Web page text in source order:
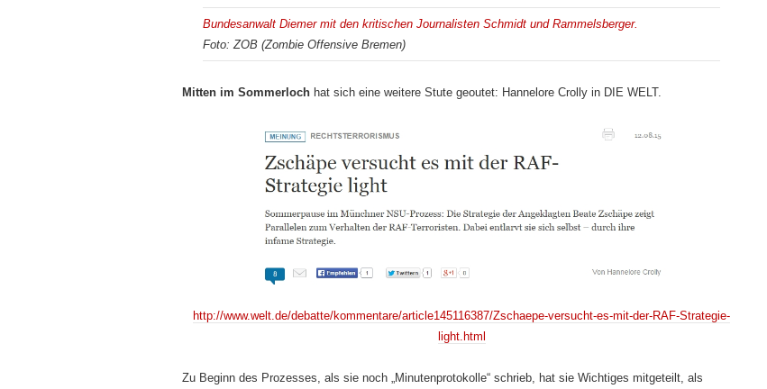
Bundesanwalt Diemer mit den kritischen Journalisten Schmidt und Rammelsberger.
Foto: ZOB (Zombie Offensive Bremen)
Mitten im Sommerloch hat sich eine weitere Stute geoutet: Hannelore Crolly in DIE WELT.
http://www.welt.de/debatte/kommentare/article145116387/Zschaepe-versucht-es-mit-der-RAF-Strategie-
light.html
Zu Beginn des Prozesses, als sie noch „Minutenprotokolle“ schrieb, hat sie Wichtiges mitgeteilt, als